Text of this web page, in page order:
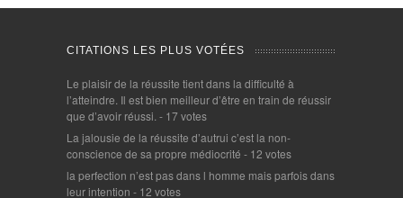
CITATIONS LES PLUS VOTÉES
Le plaisir de la réussite tient dans la difficulté à
l’atteindre. Il est bien meilleur d’être en train de réussir
que d’avoir réussi. - 17 votes
La jalousie de la réussite d’autrui c’est la non-
conscience de sa propre médiocrité - 12 votes
la perfection n’est pas dans l homme mais parfois dans
leur intention - 12 votes